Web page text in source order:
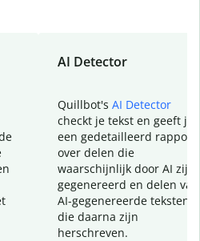
AI Detector
Quillbot's AI Detector
checkt je tekst en geeft je
een gedetailleerd rapport
over delen die
waarschijnlijk door AI zijn
gegenereerd en delen van
AI-gegenereerde teksten
die daarna zijn
herschreven.